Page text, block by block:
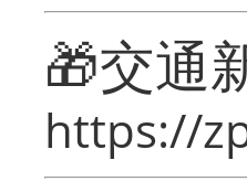
🎁交通
https://